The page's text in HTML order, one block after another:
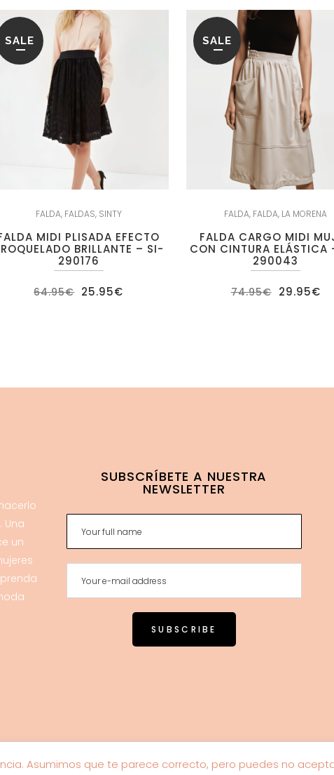
SALE
FALDA, FALDAS, SINTY
MIDI PLISADA EFECTO
BRILLANTE – SI-
290176
64.95€ El
precio
25.95€
SALE
FALDA, FALDA, LA MORENA
FALDA CARGO MIDI
CON CINTURA ELÁSTICA
290043
74.95€ El
precio
29.95€El
Una
un
SUBSCRÍBETE A NUESTRA
NEWSLETTER
Asumimos que te parece correcto, pero puedes no